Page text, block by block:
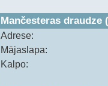
Mančesteras
Adrese:
Mājaslapa:
Kalpo: